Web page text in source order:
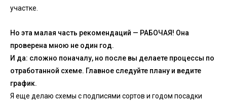
участке.
Но эта малая часть рекомендаций — РАБОЧАЯ! Она
проверена мною не один год.
И да: сложно поначалу, но после вы делаете процессы по
отработанной схеме. Главное следуйте плану и ведите
график.
Я еще делаю схемы с подписями сортов и годом посадки